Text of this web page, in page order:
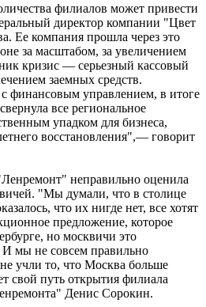
филиалов может привести
директор компании "Цвет
Ее компания прошла через это
за масштабом, за увеличением
кризис — серьезный кассовый
заемных средств.
финансовым управлением, в итоге
все региональное
упадком для бизнеса,
восстановления",— говорит
неправильно оценила
"Мы думали, что в столице
что их нигде нет, все хотят
предложение, которое
но москвичи это
мы не совсем правильно
учли то, что Москва больше
свой путь открытия филиала
Денис Сорокин.